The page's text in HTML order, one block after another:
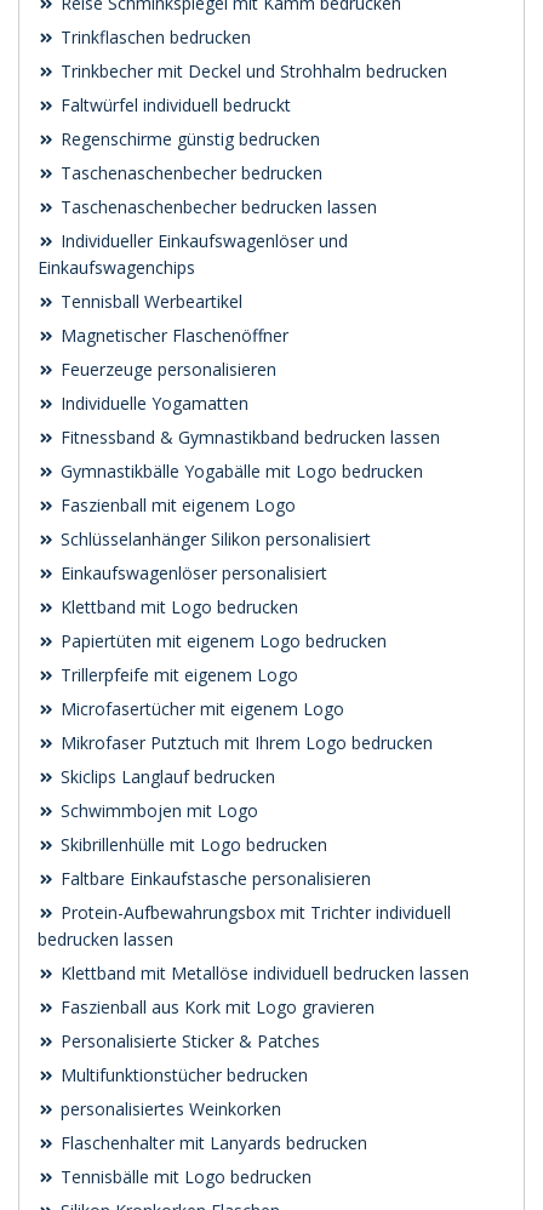
Trinkflaschen bedrucken
Trinkbecher mit Deckel und Strohhalm bedrucken
Faltwürfel individuell bedruckt
Regenschirme günstig bedrucken
Taschenaschenbecher bedrucken
Taschenaschenbecher bedrucken lassen
Individueller Einkaufswagenlöser und
Einkaufswagenchips
Tennisball Werbeartikel
Magnetischer Flaschenöffner
Feuerzeuge personalisieren
Individuelle Yogamatten
Fitnessband & Gymnastikband bedrucken lassen
Gymnastikbälle Yogabälle mit Logo bedrucken
Faszienball mit eigenem Logo
Schlüsselanhänger Silikon personalisiert
Einkaufswagenlöser personalisiert
Klettband mit Logo bedrucken
Papiertüten mit eigenem Logo bedrucken
Trillerpfeife mit eigenem Logo
Microfasertücher mit eigenem Logo
Mikrofaser Putztuch mit Ihrem Logo bedrucken
Skiclips Langlauf bedrucken
Schwimmbojen mit Logo
Skibrillenhülle mit Logo bedrucken
Faltbare Einkaufstasche personalisieren
Protein-Aufbewahrungsbox mit Trichter individuell
bedrucken lassen
Klettband mit Metallöse individuell bedrucken lassen
Faszienball aus Kork mit Logo gravieren
Personalisierte Sticker & Patches
Multifunktionstücher bedrucken
personalisiertes Weinkorken
Flaschenhalter mit Lanyards bedrucken
Tennisbälle mit Logo bedrucken